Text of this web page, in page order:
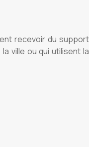
recevoir du support
ville ou qui utilisent la